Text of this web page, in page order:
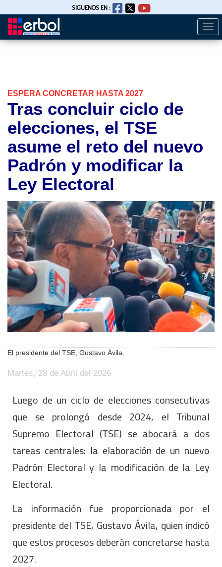
Pasar
SIGUENOS EN :
ESPERA CONCRETAR HASTA 2027
Tras concluir ciclo de
elecciones, el TSE
asume el reto del nuevo
Padrón y modificar la
Ley Electoral
El presidente del TSE, Gustavo Ávila.
Martes, 28 de Abril del 2026
Luego de un ciclo de elecciones consecutivas
que se prolongó desde 2024, el Tribunal
Supremo Electoral (TSE) se abocará a dos
tareas centrales: la elaboración de un nuevo
Padrón Electoral y la modificación de la Ley
Electoral.
La información fue proporcionada por el
presidente del TSE, Gustavo Ávila, quien indicó
que estos procesos deberán concretarse hasta
2027.